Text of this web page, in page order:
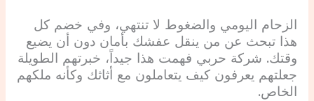
الزحام اليومي والضغوط لا تنتهي، وفي خضم كل
هذا تبحث عن من ينقل عفشك بأمان دون أن يضيع
وقتك. شركة حربي فهمت هذا جيداً، خبرتهم الطويلة
جعلتهم يعرفون كيف يتعاملون مع أثاثك وكأنه ملكهم
الخاص.